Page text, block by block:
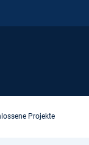
Projekte